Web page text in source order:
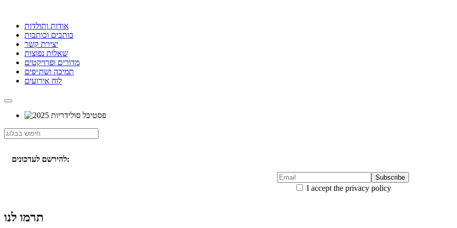
אודות ותולדות
כותבים וכותבות
יצירת קשר
שאלות נפוצות
מדורים ופרויקטים
תמיכה ושת״פים
לוח אירועים
להירשם לעדכונים:
I accept the privacy policy
תרמו לנו